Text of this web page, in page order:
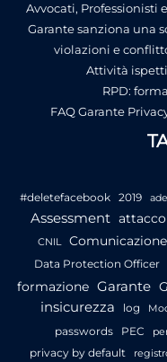
Avvocati, Professionisti
Garante sanziona una
violazioni e
Attività
RPD:
FAQ Garante
#deletefacebook 2019
Assessment attacco
CNIL
Comunicazione
Data Protection Officer
formazione Garante
insicurezza log
passwords
PEC
privacy by default